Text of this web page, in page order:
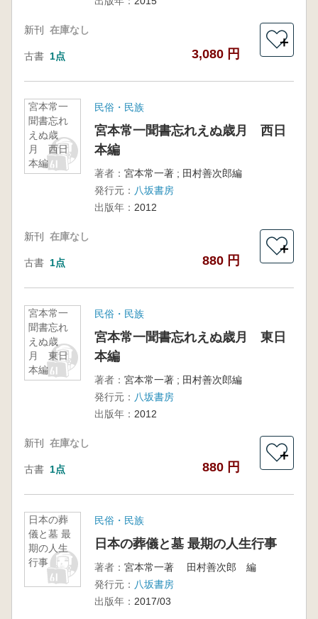
新刊 在庫なし
古書 1点 3,080 円
＋
宮本常一
聞書忘れ
えぬ歳
月 西日
本編
民俗・民族
宮本常一聞書忘れえぬ歳月 西日
本編
著者： 宮本常一著 ; 田村善次郎編
発行元： 八坂書房
出版年： 2012
新刊 在庫なし
古書 1点 880 円
＋
宮本常一
聞書忘れ
えぬ歳
月 東日
本編
民俗・民族
宮本常一聞書忘れえぬ歳月 東日
本編
著者： 宮本常一著 ; 田村善次郎編
発行元： 八坂書房
出版年： 2012
新刊 在庫なし
古書 1点 880 円
＋
日本の葬
儀と墓 最
期の人生
行事
民俗・民族
日本の葬儀と墓 最期の人生行事
著者： 宮本常一著 田村善次郎 編
発行元： 八坂書房
出版年： 2017/03